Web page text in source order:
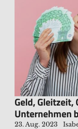
Geld, Gleitzeit,
Unternehmen
23. Aug. 2023